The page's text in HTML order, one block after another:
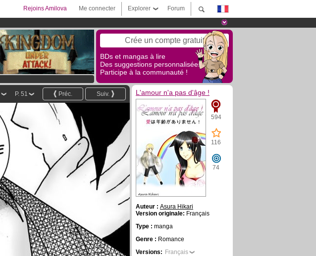
Forum
Explorer
Me connecter
Rejoins Amilova
Crée un compte gratuit
BDs et mangas à lire
Des suggestions personnalisées !
Participe à la communauté !
Suiv.
Préc.
P. 51 L'amour n'a pas d'âge !
594
116
74
Auteur : Asura Hikari
Version originale: Français
Type : manga
Genre : Romance
Versions: Français